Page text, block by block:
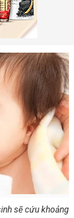
sẽ cứu khoảng